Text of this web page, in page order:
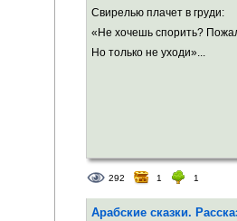
Свирелью плачет в груди:
«Не хочешь спорить?
Но только не уходи»...
292 1 1
Арабские сказки.